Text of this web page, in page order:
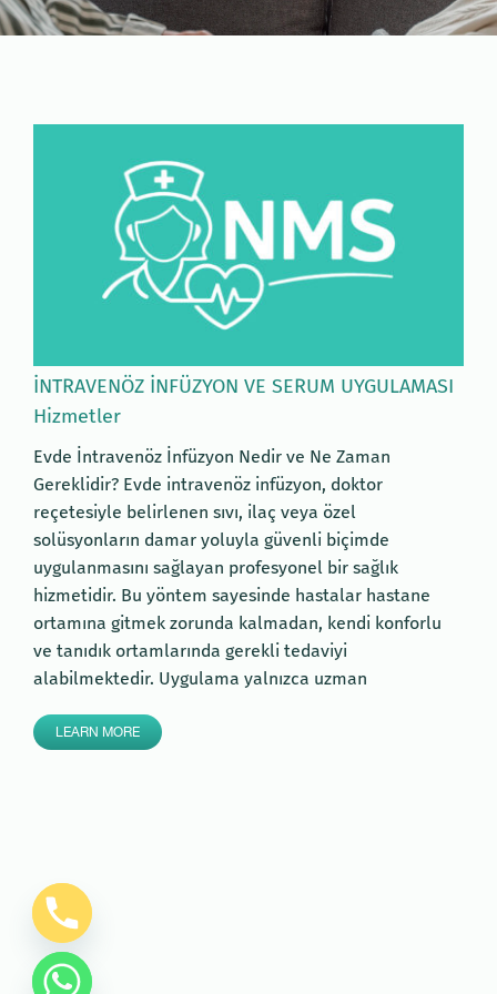
İNTRAVENÖZ İNFÜZYON VE SERUM UYGULAMASI
Hizmetler
Evde İntravenöz İnfüzyon Nedir ve Ne Zaman
Gereklidir? Evde intravenöz infüzyon, doktor
reçetesiyle belirlenen sıvı, ilaç veya özel
solüsyonların damar yoluyla güvenli biçimde
uygulanmasını sağlayan profesyonel bir sağlık
hizmetidir. Bu yöntem sayesinde hastalar hastane
ortamına gitmek zorunda kalmadan, kendi konforlu
ve tanıdık ortamlarında gerekli tedaviyi
alabilmektedir. Uygulama yalnızca uzman
LEARN MORE